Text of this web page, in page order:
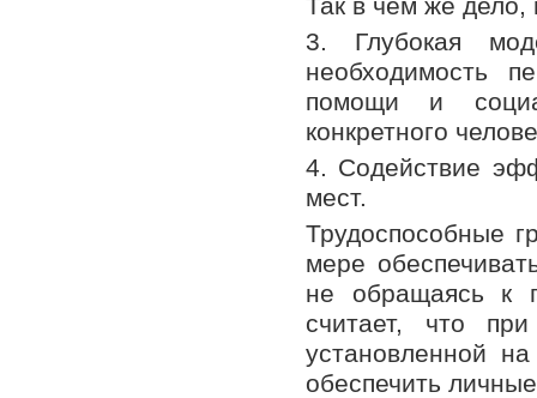
3. Глубокая
необходимость
помощи и
конкретного
4. Содействие
мест.
Трудоспособные
мере
не обращаясь к
считает, что
установленной
обеспечить